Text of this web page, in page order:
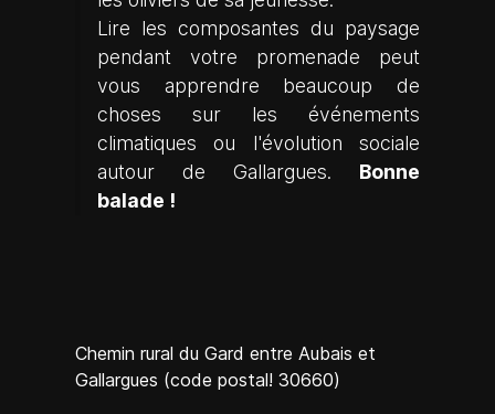
Lire les composantes du paysage
pendant votre promenade peut
vous apprendre beaucoup de
choses sur les événements
climatiques ou l'évolution sociale
autour de Gallargues. Bonne
balade !
Chemin rural du Gard entre Aubais et
Gallargues (code postal! 30660)